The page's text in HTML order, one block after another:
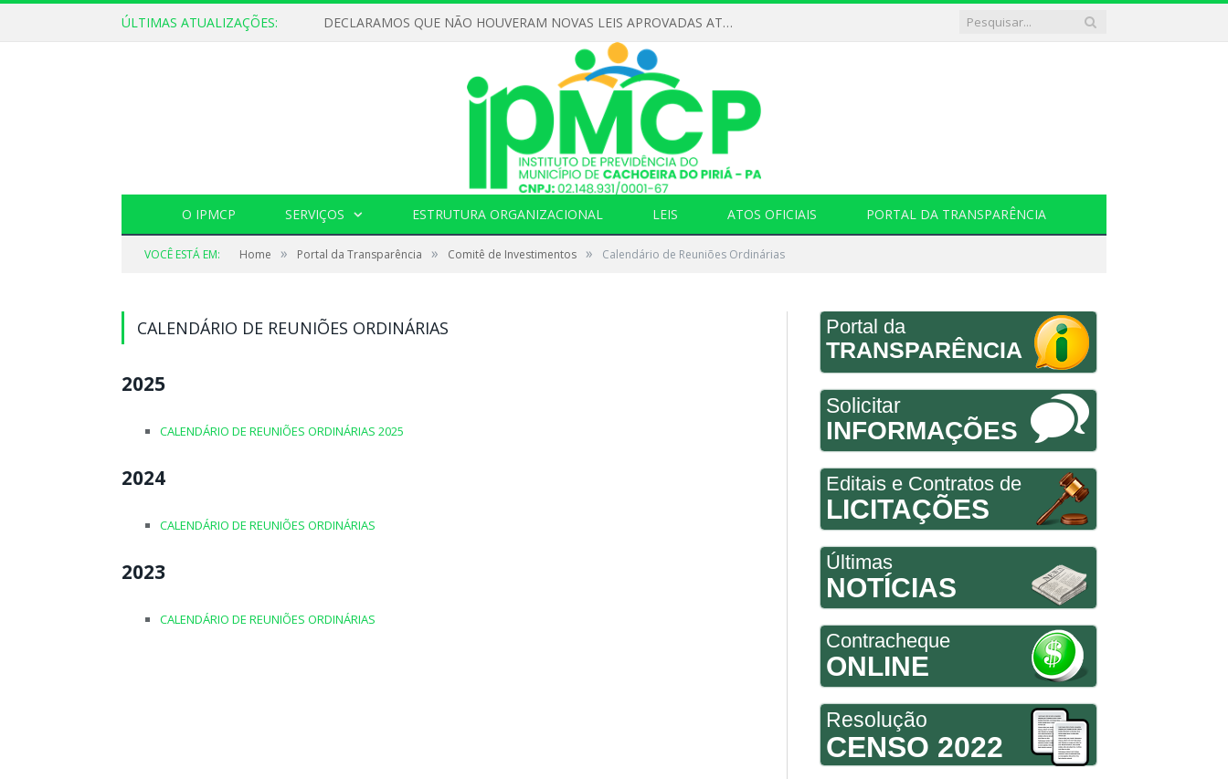
ÚLTIMAS ATUALIZAÇÕES: DECLARAMOS QUE NÃO HOUVERAM NOVAS LEIS APROVADAS ATÉ O MOMENTO PARA O INSTITUTO DE PREVIDÊNCIA NO ANO DE 2026
O IPMCP SERVIÇOS ESTRUTURA ORGANIZACIONAL LEIS ATOS OFICIAIS PORTAL DA TRANSPARÊNCIA
VOCÊ ESTÁ EM: Home » Portal da Transparência » Comitê de Investimentos » Calendário de Reuniões Ordinárias
CALENDÁRIO DE REUNIÕES ORDINÁRIAS
2025
CALENDÁRIO DE REUNIÕES ORDINÁRIAS 2025
2024
CALENDÁRIO DE REUNIÕES ORDINÁRIAS
2023
CALENDÁRIO DE REUNIÕES ORDINÁRIAS
Portal da
TRANSPARÊNCIA
Solicitar
INFORMAÇÕES
Editais e Contratos de
LICITAÇÕES
Últimas
NOTÍCIAS
Contracheque
ONLINE
Resolução
CENSO 2022